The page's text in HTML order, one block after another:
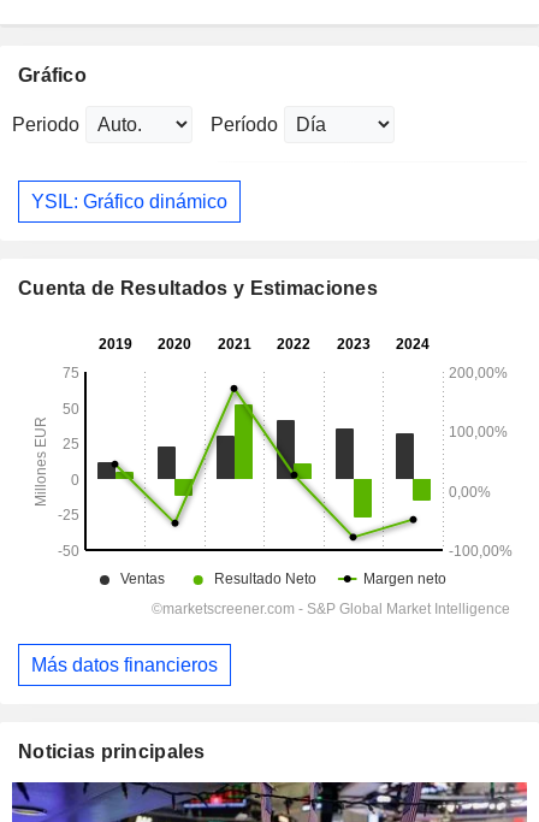
Gráfico
Periodo Período
YSIL: Gráfico dinámico
Cuenta de Resultados y Estimaciones
Más datos financieros
Noticias principales